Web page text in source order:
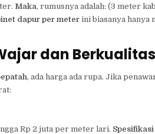
Maka, rumusnya adalah: (3 meter
dapur per meterini biasanya hanya
dan Berkualitas
, ada harga ada rupa. Jika
Rp 2 juta per meter lari.